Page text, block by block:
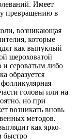
Имеет
превращению в
возникающая
которые
как выпуклый
шероховатой
и сероватым либо
образуется
головы или на
но при
возникать вновь
методов.
как ярко-
быстро